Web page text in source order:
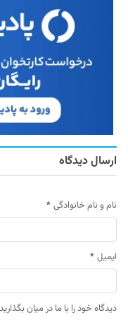
ارسال دیدگاه
نام و نام خانوادگی *
ایمیل *
دیدگاه خود را با ما در میان بگذارید